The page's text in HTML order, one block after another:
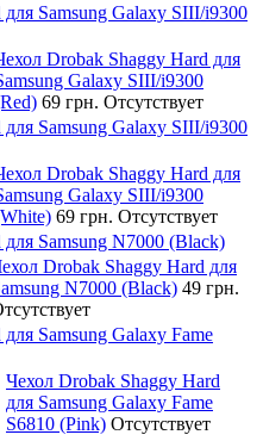
Samsung Galaxy SIII/i9300
Drobak Shaggy Hard для
Galaxy SIII/i9300
69 грн. Отсутствует
Samsung Galaxy SIII/i9300
Drobak Shaggy Hard для
Galaxy SIII/i9300
69 грн. Отсутствует
Samsung N7000 (Black)
Drobak Shaggy Hard для
N7000 (Black) 49 грн.
Samsung Galaxy Fame
Чехол Drobak Shaggy Hard
для Samsung Galaxy Fame
S6810 (Pink) Отсутствует